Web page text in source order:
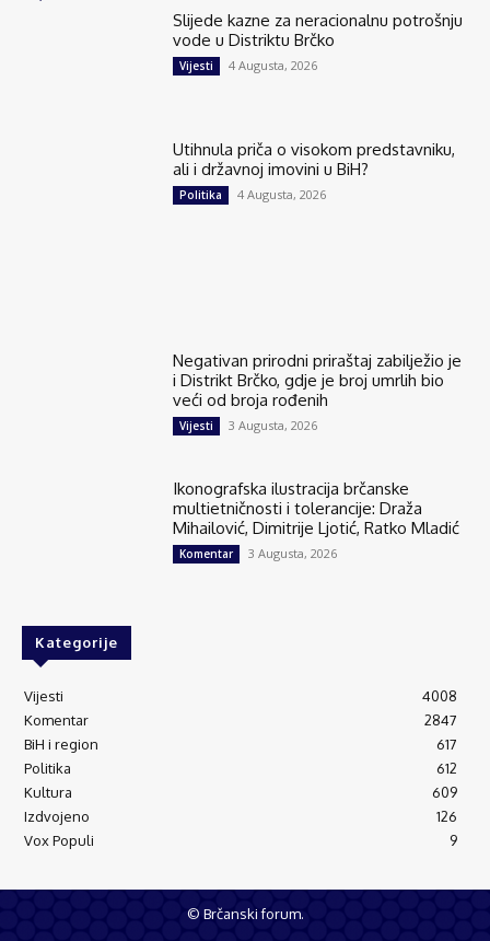
Slijede kazne za neracionalnu potrošnju
vode u Distriktu Brčko
Vijesti 4 Augusta, 2026
Utihnula priča o visokom predstavniku,
ali i državnoj imovini u BiH?
Politika 4 Augusta, 2026
Negativan prirodni priraštaj zabilježio je
i Distrikt Brčko, gdje je broj umrlih bio
veći od broja rođenih
Vijesti 3 Augusta, 2026
Ikonografska ilustracija brčanske
multietničnosti i tolerancije: Draža
Mihailović, Dimitrije Ljotić, Ratko Mladić
Komentar 3 Augusta, 2026
Kategorije
Vijesti
4008
Komentar
2847
BiH i region
617
Politika
612
Kultura
609
Izdvojeno
126
Vox Populi
9
© Brčanski forum.